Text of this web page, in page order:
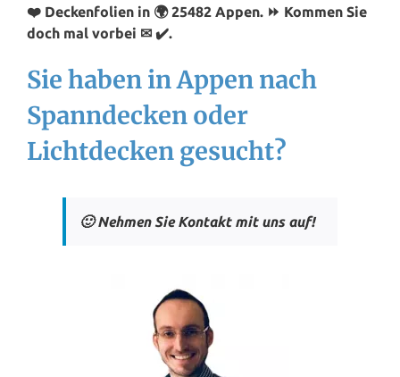
❤️ Deckenfolien in 🌍 25482 Appen. ⏩ Kommen Sie
doch mal vorbei ✉ ✔️.
Sie haben in Appen nach
Spanndecken oder
Lichtdecken gesucht?
🙂 Nehmen Sie Kontakt mit uns auf!